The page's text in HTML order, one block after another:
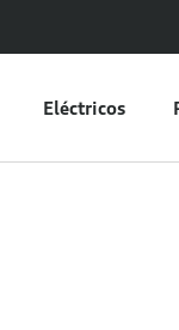
Eléctricos